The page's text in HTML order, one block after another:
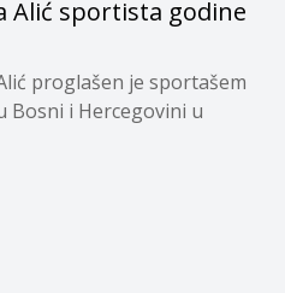
Alić sportista godine
proglašen je sportašem
Bosni i Hercegovini u